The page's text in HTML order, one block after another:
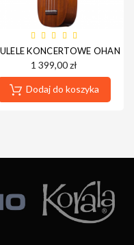
KONCERTOWE OHANA
1 399,00 zł
Dodaj do koszyka